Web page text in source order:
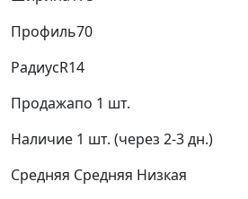
Профиль70
РадиусR14
Продажапо 1 шт.
Наличие 1 шт. (через 2-3 дн.)
Средняя Средняя Низкая